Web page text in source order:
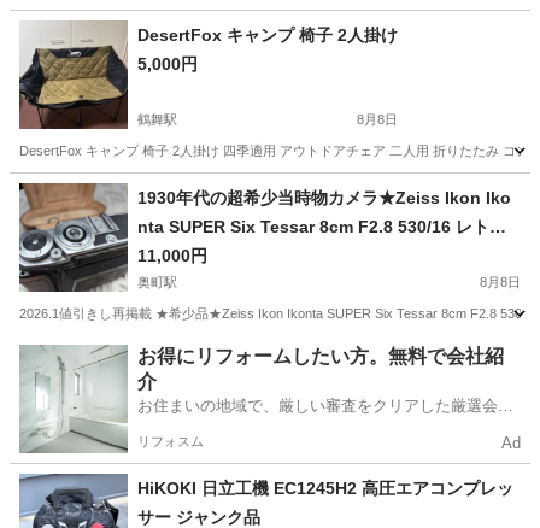
愛知 名古屋市 キャリーケース
DesertFox キャンプ 椅子 2人掛け
5,000円
鶴舞駅 8月8日
DesertFox キャンプ 椅子 2人掛け 四季適用 アウトドアチェア 二人用 折りたたみ コ
愛知 名古屋市 鶴舞駅 その他
1930年代の超希少当時物カメラ★Zeiss Ikon Iko
nta SUPER Six Tessar 8cm F2.8 530/16 レト
ロ アンティーク
11,000円
奥町駅 8月8日
2026.1値引きし再掲載 ★希少品★Zeiss Ikon Ikonta SUPER Six Tessar 8cm F2.8 530/
愛知 一宮市 奥町駅 その他 エンブレム
お得にリフォームしたい方。無料で会社紹
介
お住まいの地域で、厳しい審査をクリアした厳選会社
リフォスム Ad
HiKOKI 日立工機 EC1245H2 高圧エアコンプレッ
サー ジャンク品